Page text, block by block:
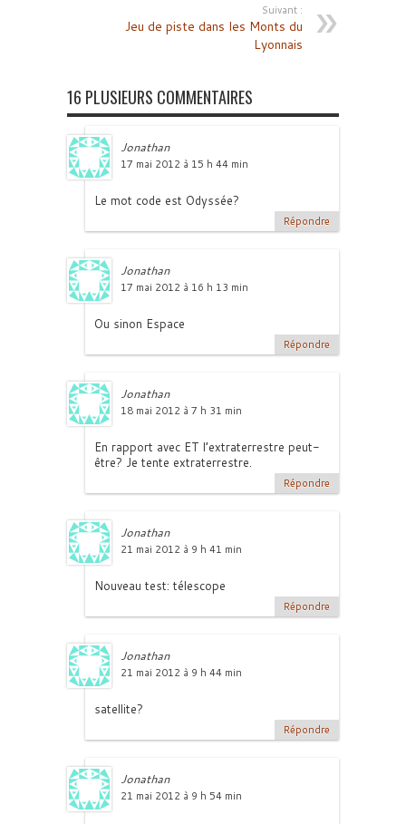
Suivant :
Jeu de piste dans les Monts du
Lyonnais
16 PLUSIEURS COMMENTAIRES
Jonathan
17 mai 2012 à 15 h 44 min
Le mot code est Odyssée?
Répondre
Jonathan
17 mai 2012 à 16 h 13 min
Ou sinon Espace
Répondre
Jonathan
18 mai 2012 à 7 h 31 min
En rapport avec ET l’extraterrestre peut-
être? Je tente extraterrestre.
Répondre
Jonathan
21 mai 2012 à 9 h 41 min
Nouveau test: télescope
Répondre
Jonathan
21 mai 2012 à 9 h 44 min
satellite?
Répondre
Jonathan
21 mai 2012 à 9 h 54 min